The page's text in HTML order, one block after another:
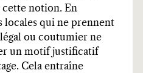
cette notion. En
locales qui ne prennent
ou coutumier ne
un motif justificatif
Cela entraîne